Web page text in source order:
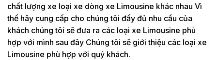
chất lượng xe loại xe dòng xe Limousine khác nhau Vì
thế hãy cung cấp cho chúng tôi đầy đủ nhu cầu của
khách chúng tôi sẽ đưa ra các loại xe Limousine phù
hợp với mình sau đây Chúng tôi sẽ giới thiệu các loại xe
Limousine phù hợp với quý khách.